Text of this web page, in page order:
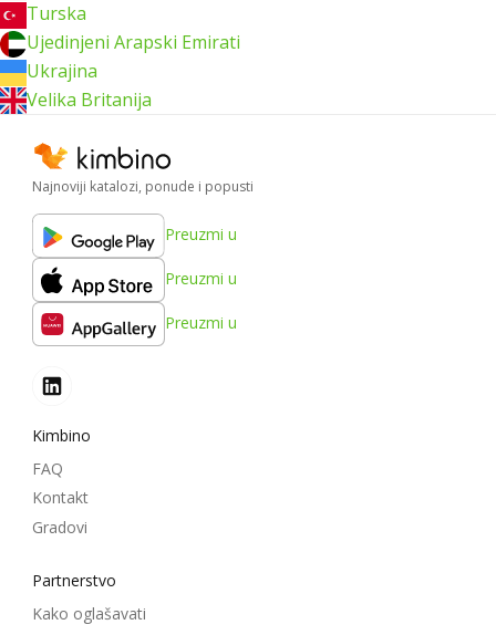
Turska
Ujedinjeni Arapski Emirati
Ukrajina
Velika Britanija
Najnoviji katalozi, ponude i popusti
Preuzmi u
Preuzmi u
Preuzmi u
Kimbino
FAQ
Kontakt
Gradovi
Partnerstvo
Kako oglašavati